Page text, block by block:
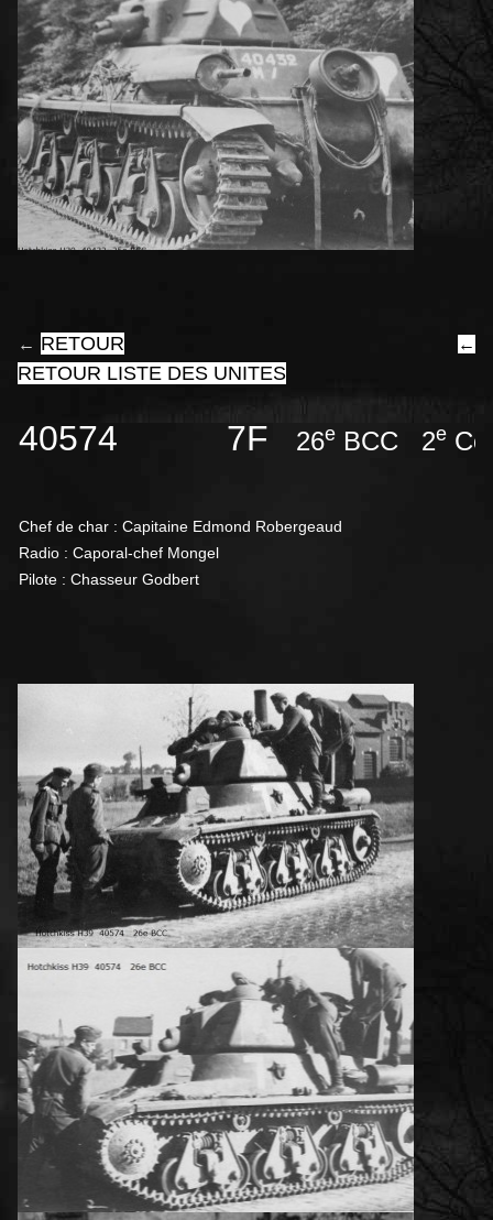
← RETOUR ←
RETOUR LISTE DES UNITES
40574 7F 26e BCC 2e
Chef de char : Capitaine Edmond Robergeaud
Radio : Caporal-chef Mongel
Pilote : Chasseur Godbert